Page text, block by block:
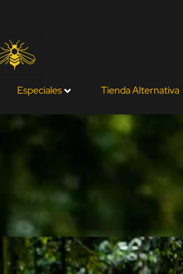
Especiales Tienda Alternativa